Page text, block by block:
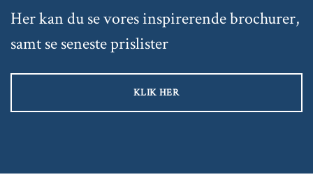
Her kan du se vores inspirerende brochurer,
samt se seneste prislister
KLIK HER